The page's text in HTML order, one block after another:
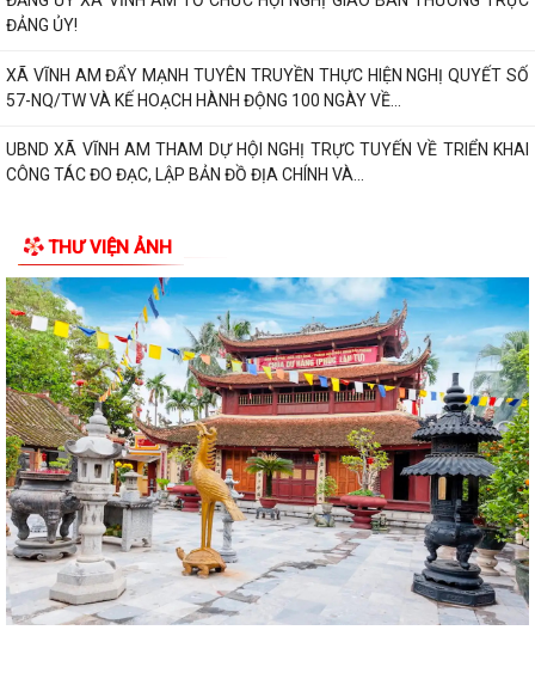
CÔNG TÁC ĐO ĐẠC, LẬP BẢN ĐỒ ĐỊA CHÍNH VÀ...
ĐẢNG ỦY XÃ VĨNH AM TỔ CHỨC LỄ CHÀO CỜ THÁNG 8 VÀ SINH HOẠT
CHUYÊN ĐỀ "CHI BỘ 35"
ĐẢNG ỦY UBND XÃ VĨNH AM TỔ CHỨC LỄ CHÀO CỜ, SINH HOẠT DƯỚI
CỜ THÁNG 8 NĂM 2026.
bổ sung thuộc phạm vi, chức...
QUYẾT ĐỊNH Về việc công bố danh mục thủ tục hành chính được sửa
đổi, bổ sung, bị bãi bỏ thuộc...
QUYẾT ĐỊNH Về việc công bố danh mục thủ tục hành chính ban hành
mới, được sửa đổi, bổ sung lĩnh...
QUYẾT ĐỊNH Về việc công bố Danh mục thủ tục hành chính được sửa
đổi, bổ sung thuộc phạm vi chức...
QUYẾT ĐỊNH tháng năm 2026 Về việc công bố thủ tục hành chính nội
bộ mới ban hành thuộc...
QUYẾT ĐỊNH Về việc công bố danh mục thủ tục hành chính ban hành
mới lĩnh vực điện lực thuộc phạm...
THƯ VIỆN ẢNH